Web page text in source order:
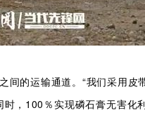
的运输通道。“我们采用皮
，100％实现磷石膏无害化